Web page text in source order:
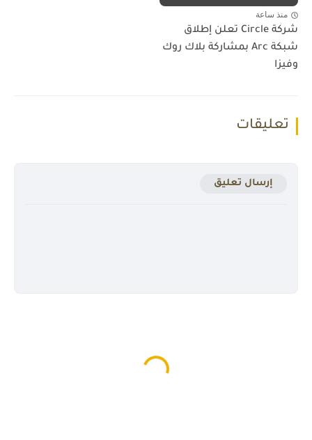
منذ ساعة
شركة Circle تعلن إطلاق
شبكة Arc بمشاركة بلاك روك
وفيزا
تعليقات
إرسال تعليق